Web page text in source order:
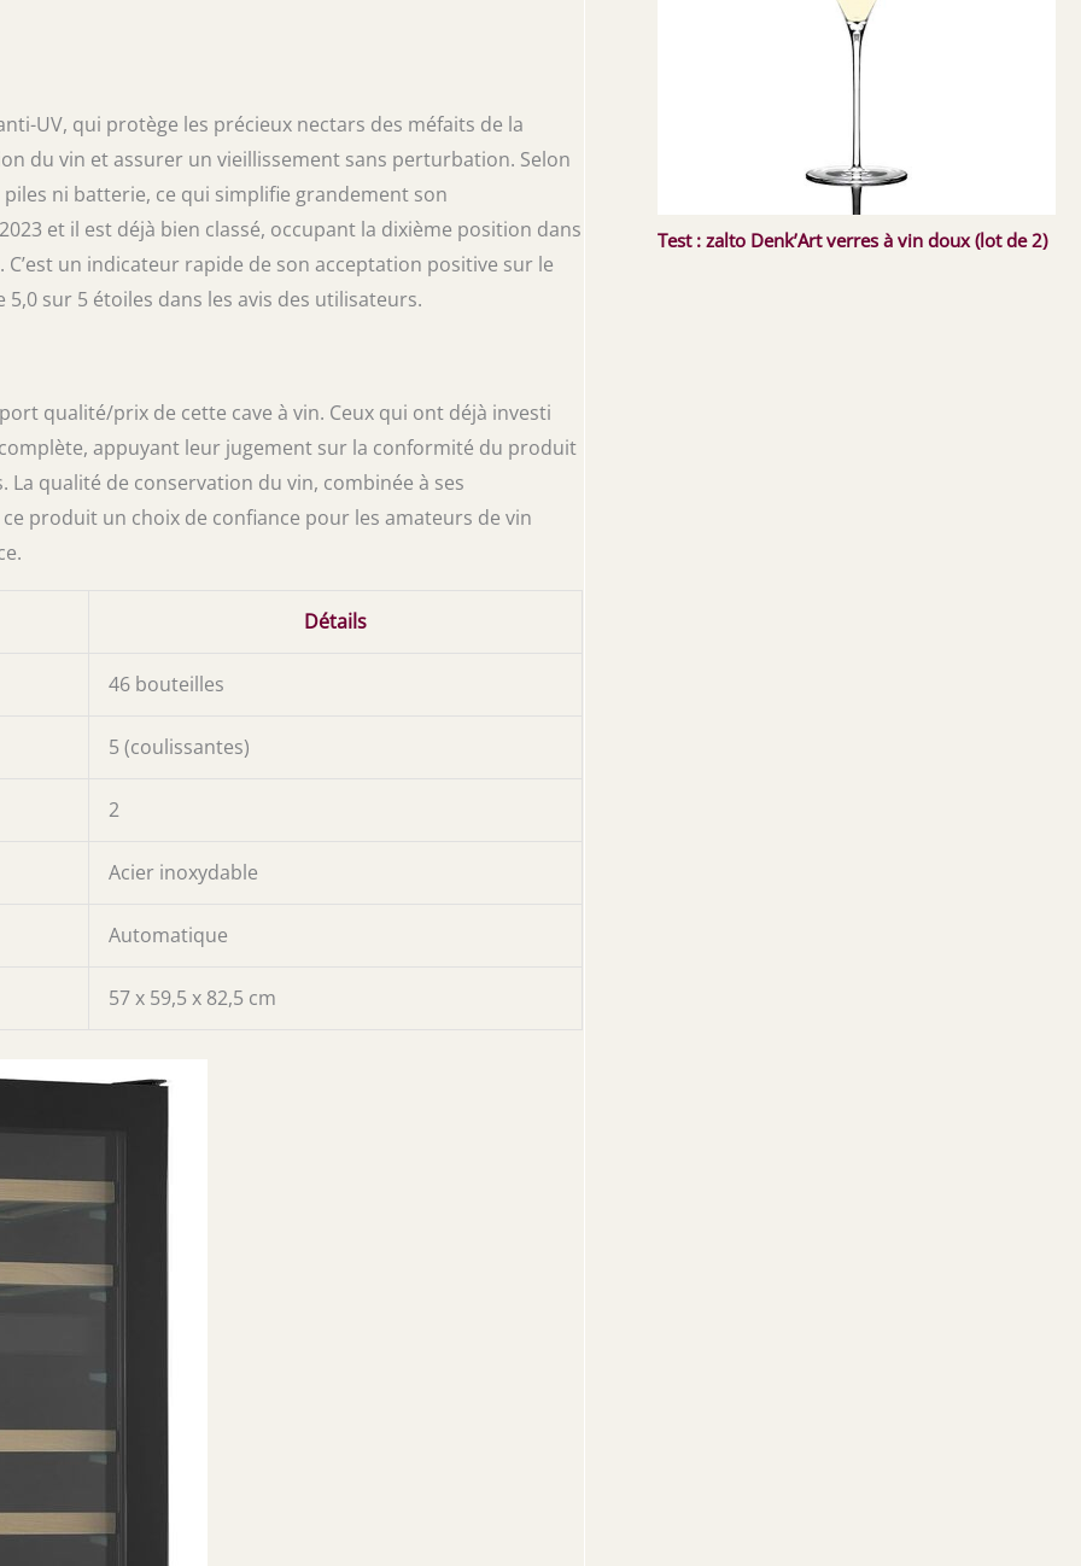
UV, qui protège les précieux nectars des méfaits de la
du vin et assurer un vieillissement sans perturbation. Selon
ni batterie, ce qui simplifie grandement son
et il est déjà bien classé, occupant la dixième position dans
un indicateur rapide de son acceptation positive sur le
sur 5 étoiles dans les avis des utilisateurs.
qualité/prix de cette cave à vin. Ceux qui ont déjà investi
appuyant leur jugement sur la conformité du produit
qualité de conservation du vin, combinée à ses
produit un choix de confiance pour les amateurs de vin
Détails
46 bouteilles
5 (coulissantes)
2
Acier inoxydable
Automatique
57 x 59,5 x 82,5 cm
Test : zalto Denk’Art verres à vin doux (lot de 2)